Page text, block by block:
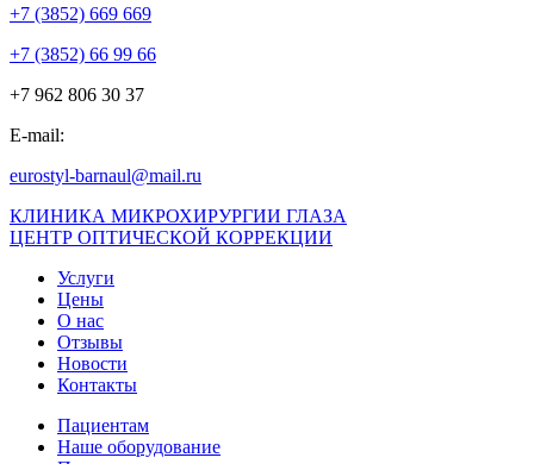
+7 (3852) 669 669
+7 (3852) 66 99 66
+7 962 806 30 37
E-mail:
eurostyl-barnaul@mail.ru
КЛИНИКА МИКРОХИРУРГИИ ГЛАЗА
ЦЕНТР ОПТИЧЕСКОЙ КОРРЕКЦИИ
Услуги
Цены
О нас
Отзывы
Новости
Контакты
Пациентам
Наше оборудование